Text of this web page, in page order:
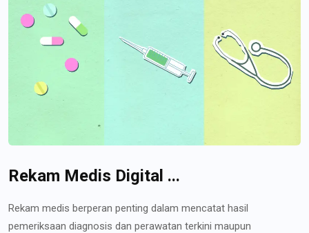
Rekam Medis Digital ...
Rekam medis berperan penting dalam mencatat hasil
pemeriksaan diagnosis dan perawatan terkini maupun